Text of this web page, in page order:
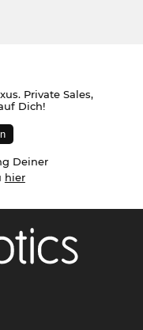
Private Sales,
Dich!
Deiner
hier